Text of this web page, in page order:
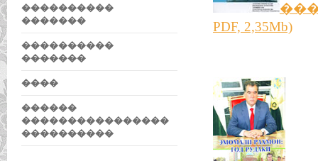
PDF, 2,35Mb)
����������
�������
����������
�������
����
������
����������������
����������